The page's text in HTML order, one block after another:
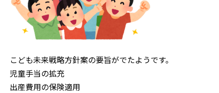
こども未来戦略方針案の要旨がでたようです。
児童手当の拡充
出産費用の保険適用